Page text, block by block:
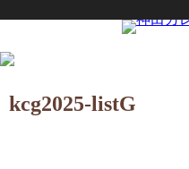
kcg2025-listG